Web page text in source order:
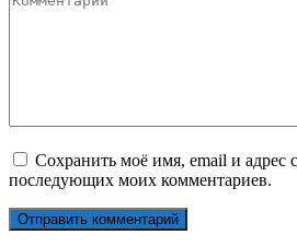
Сохранить моё имя, email и адрес
последующих моих комментариев.